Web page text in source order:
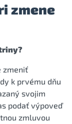
zmene
zmeniť
k prvému dňu
svojim
podať výpoveď
zmluvou